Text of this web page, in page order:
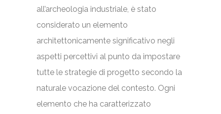
all’archeologia industriale, è stato
considerato un elemento
architettonicamente significativo negli
aspetti percettivi al punto da impostare
tutte le strategie di progetto secondo la
naturale vocazione del contesto. Ogni
elemento che ha caratterizzato